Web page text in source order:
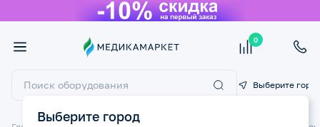
0
Выберите город
Выберите город